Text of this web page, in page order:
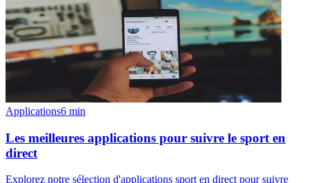
Applications6 min
Les meilleures applications pour suivre le sport en
direct
Explorez notre sélection d'applications sport en direct pour suivre